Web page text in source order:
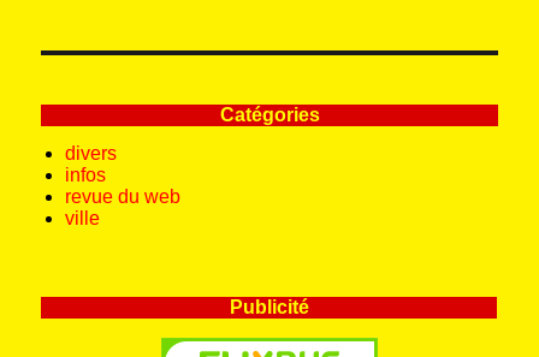
Catégories
divers
infos
revue du web
ville